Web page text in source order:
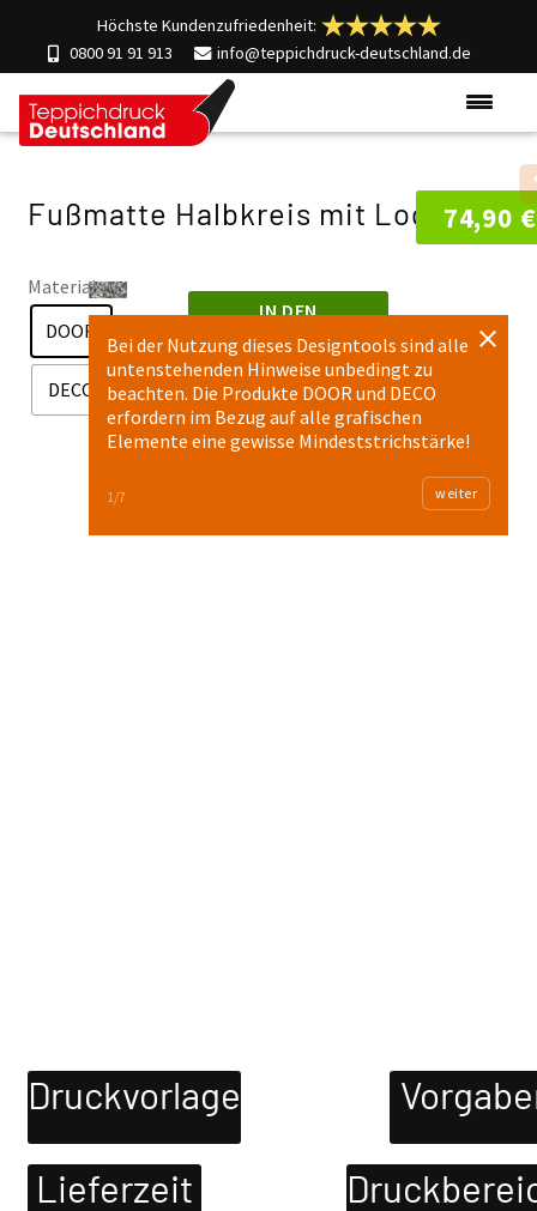
Höchste Kundenzufriedenheit:
0800 91 91 913
info@teppichdruck-deutschland.de
Einsatzgebiete
Materialien
Kontakt
Fußmatte Halbkreis mit Logo74,90 €
Material
DOOR
DECO
IN DEN
WARENKORB
Druckvorlage
Lieferzeit
Bei der Nutzung dieses Designtools sind alle
untenstehenden Hinweise unbedingt zu
beachten. Die Produkte DOOR und DECO
erfordern im Bezug auf alle grafischen
Elemente eine gewisse Mindeststrichstärke!
weiter
1/7